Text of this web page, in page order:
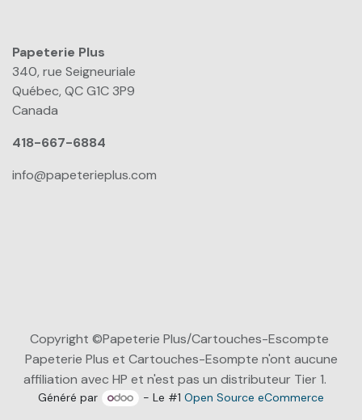
Papeterie Plus​
340, rue Seigneuriale
Québec, QC G1C 3P9
Canada
418-667-6884
info@papeterieplus.com
Copyright ©Papeterie Plus/Cartouches-Escompte
Papeterie Plus et Cartouches-Esompte n'ont aucune
affiliation avec HP et n'est pas un distributeur Tier 1.
Généré par - Le #1Open Source eCommerce